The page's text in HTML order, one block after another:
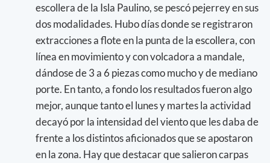
escollera de la Isla Paulino, se pescó pejerrey en sus
dos modalidades. Hubo días donde se registraron
extracciones a flote en la punta de la escollera, con
línea en movimiento y con volcadora a mandale,
dándose de 3 a 6 piezas como mucho y de mediano
porte. En tanto, a fondo los resultados fueron algo
mejor, aunque tanto el lunes y martes la actividad
decayó por la intensidad del viento que les daba de
frente a los distintos aficionados que se apostaron
en la zona. Hay que destacar que salieron carpas